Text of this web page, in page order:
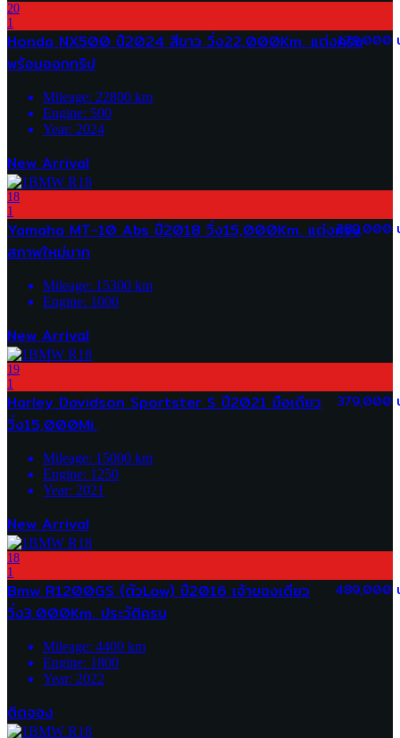
20
1
179,000
Honda NX500 ปี2024 สีขาว วิ่ง22,000Km. แต่งครบ
พร้อมออกทริป
Mileage: 22800 km
Engine: 500
Year: 2024
New Arrival
18
1
289,000
Yamaha MT-10 Abs ปี2018 วิ่ง15,000Km. แต่งครบ
สภาพใหม่มาก
Mileage: 15300 km
Engine: 1000
New Arrival
19
1
379,000
Harley Davidson Sportster S ปี2021 มือเดียว
วิ่ง15,000Mi.
Mileage: 15000 km
Engine: 1250
Year: 2021
New Arrival
18
1
489,000
Bmw R1200GS (ตัวLow) ปี2016 เจ้าของเดียว
วิ่ง3,000Km. ประวัติครบ
Mileage: 4400 km
Engine: 1800
Year: 2022
ติดจอง